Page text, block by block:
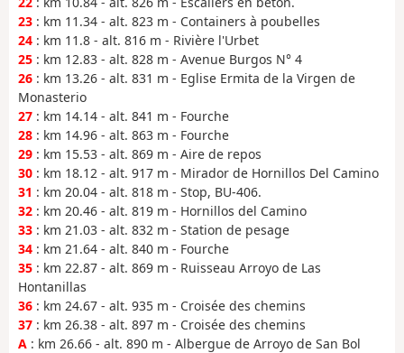
23 : km 11.34 - alt. 823 m - Containers à poubelles
24 : km 11.8 - alt. 816 m - Rivière l'Urbet
25 : km 12.83 - alt. 828 m - Avenue Burgos N° 4
26 : km 13.26 - alt. 831 m - Eglise Ermita de la Virgen de
Monasterio
27 : km 14.14 - alt. 841 m - Fourche
28 : km 14.96 - alt. 863 m - Fourche
29 : km 15.53 - alt. 869 m - Aire de repos
30 : km 18.12 - alt. 917 m - Mirador de Hornillos Del Camino
31 : km 20.04 - alt. 818 m - Stop, BU-406.
32 : km 20.46 - alt. 819 m - Hornillos del Camino
33 : km 21.03 - alt. 832 m - Station de pesage
34 : km 21.64 - alt. 840 m - Fourche
35 : km 22.87 - alt. 869 m - Ruisseau Arroyo de Las
Hontanillas
36 : km 24.67 - alt. 935 m - Croisée des chemins
37 : km 26.38 - alt. 897 m - Croisée des chemins
A : km 26.66 - alt. 890 m - Albergue de Arroyo de San Bol